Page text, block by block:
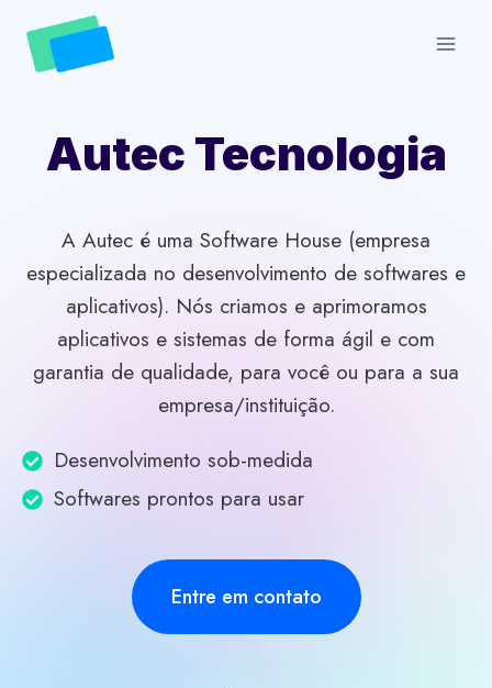
content
Autec Tecnologia
A Autec é uma Software House (empresa
especializada no desenvolvimento de softwares e
aplicativos). Nós criamos e aprimoramos
aplicativos e sistemas de forma ágil e com
garantia de qualidade, para você ou para a sua
empresa/instituição.
Desenvolvimento sob-medida
Softwares prontos para usar
Entre em contato